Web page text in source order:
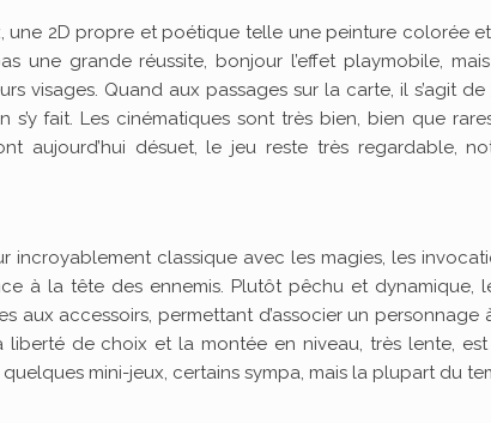
une 2D propre et poétique telle une peinture colorée
une grande réussite, bonjour l’effet playmobile,
visages. Quand aux passages sur la carte, il s’agit
s’y fait. Les cinématiques sont très bien, bien que
aujourd’hui désuet, le jeu reste très regardable,
incroyablement classique avec les magies, les
à la tête des ennemis. Plutôt pêchu et dynamique,
aux accessoirs, permettant d’associer un
liberté de choix et la montée en niveau, très lente,
mini-jeux, certains sympa, mais la plupart du